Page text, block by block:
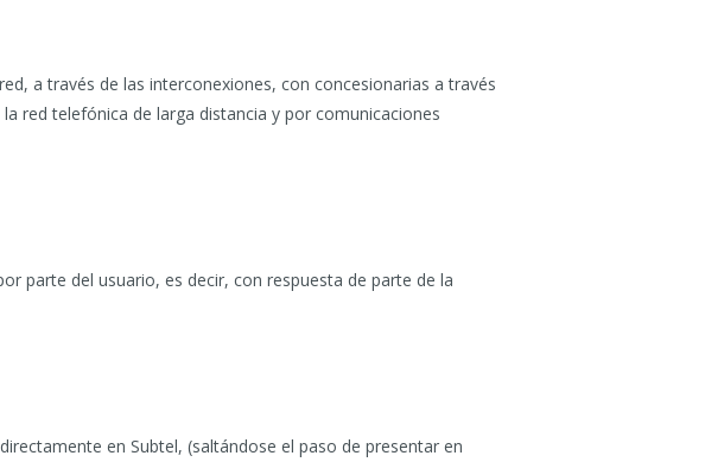
a través de las interconexiones, con concesionarias a través
red telefónica de larga distancia y por comunicaciones
parte del usuario, es decir, con respuesta de parte de la
en Subtel, (saltándose el paso de presentar en